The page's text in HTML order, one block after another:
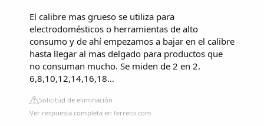
El calibre mas grueso se utiliza para
electrodomésticos o herramientas de alto
consumo y de ahí empezamos a bajar en el calibre
hasta llegar al mas delgado para productos que
no consuman mucho. Se miden de 2 en 2.
6,8,10,12,14,16,18…
Solicitud de eliminación
Ver respuesta completa en ferreco.com